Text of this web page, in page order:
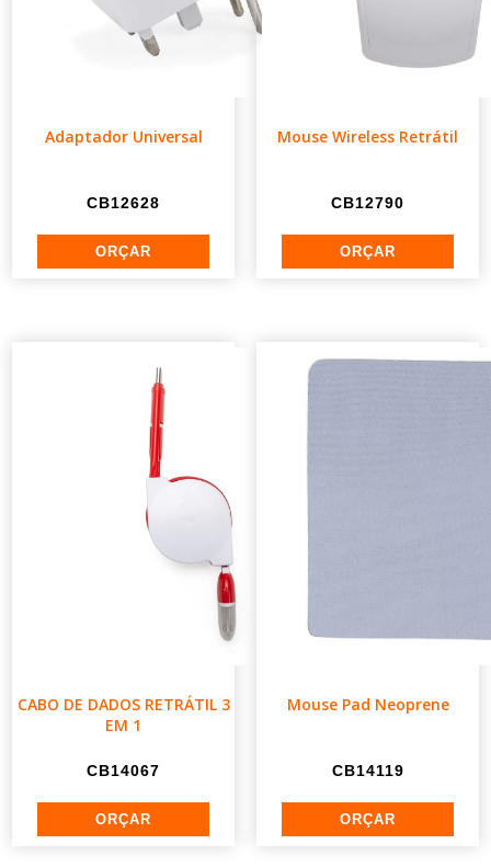
Adaptador Universal
CB12628
Mouse Wireless Retrátil
CB12790
CABO DE DADOS RETRÁTIL 3
EM 1
CB14067
Mouse Pad Neoprene
CB14119